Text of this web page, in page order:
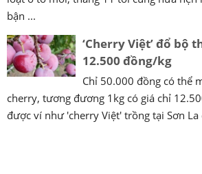
bận ...
‘Cherry Việt’ đổ bộ
12.500 đồng/kg
Chỉ 50.000 đồng có thể
cherry, tương đương 1kg có giá chỉ
được ví như 'cherry Việt' trồng tại Sơn La